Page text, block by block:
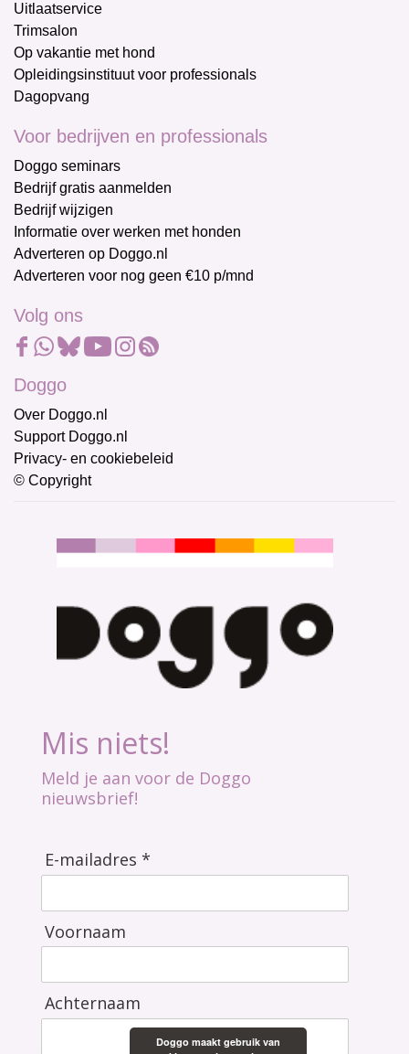
Uitlaatservice
Trimsalon
Op vakantie met hond
Opleidingsinstituut voor professionals
Dagopvang
Voor bedrijven en professionals
Doggo seminars
Bedrijf gratis aanmelden
Bedrijf wijzigen
Informatie over werken met honden
Adverteren op Doggo.nl
Adverteren voor nog geen €10 p/mnd
Volg ons
Doggo
Over Doggo.nl
Support Doggo.nl
Privacy- en cookiebeleid
© Copyright
Mis niets!
Meld je aan voor de Doggo
nieuwsbrief!
E-mailadres *
Voornaam
Achternaam
Doggo maakt gebruik van